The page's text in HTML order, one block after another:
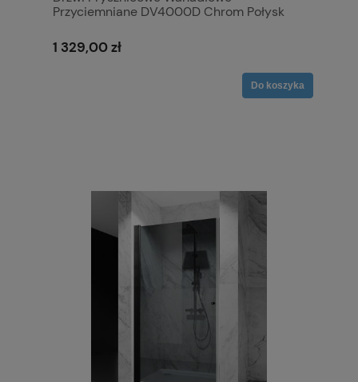
Przyciemniane DV4000D Chrom Połysk
1 329,00 zł
Do koszyka